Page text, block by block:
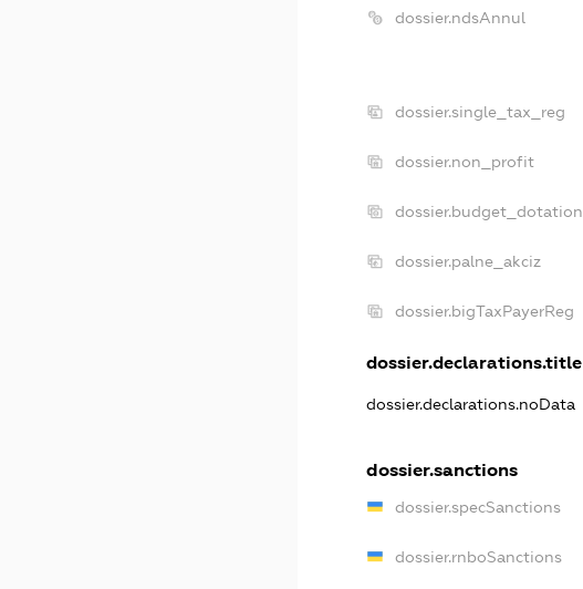
dossier.ndsAnnul
dossier.single_tax_reg
dossier.non_profit
dossier.budget_dotation
dossier.palne_akciz
dossier.bigTaxPayerReg
dossier.declarations.title
dossier.declarations.noData
dossier.sanctions
dossier.specSanctions
dossier.rnboSanctions